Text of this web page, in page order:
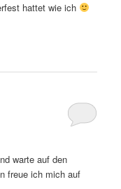
hattet wie ich
warte auf den
freue ich mich auf